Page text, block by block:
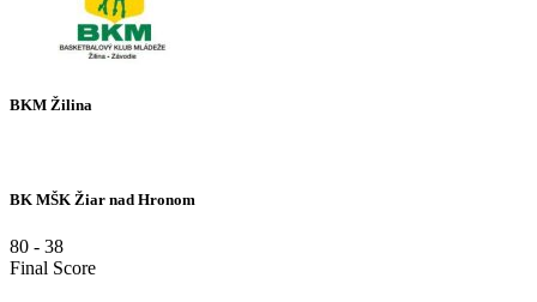
BKM Žilina
BK MŠK Žiar nad Hronom
80 - 38
Final Score